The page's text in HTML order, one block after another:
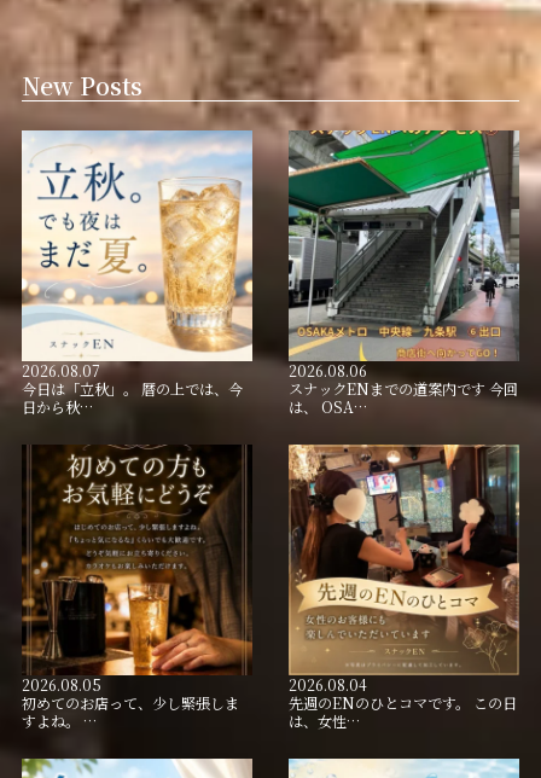
New Posts
2026.08.07
今日は「立秋」。 暦の上では、今
日から秋…
2026.08.06
スナックENまでの道案内です 今回
は、 OSA…
2026.08.05
初めてのお店って、少し緊張しま
すよね。 …
2026.08.04
先週のENのひとコマです。 この日
は、女性…